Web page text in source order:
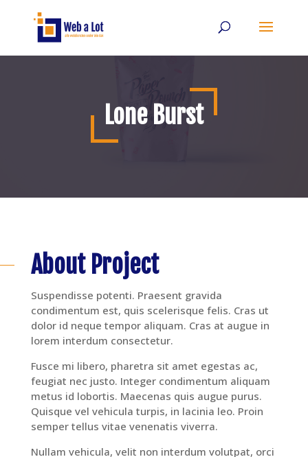
Lone Burst
About Project
Suspendisse potenti. Praesent gravida
condimentum est, quis scelerisque felis. Cras ut
dolor id neque tempor aliquam. Cras at augue in
lorem interdum consectetur.
Fusce mi libero, pharetra sit amet egestas ac,
feugiat nec justo. Integer condimentum aliquam
metus id lobortis. Maecenas quis augue purus.
Quisque vel vehicula turpis, in lacinia leo. Proin
semper tellus vitae venenatis viverra.
Nullam vehicula, velit non interdum volutpat, orci